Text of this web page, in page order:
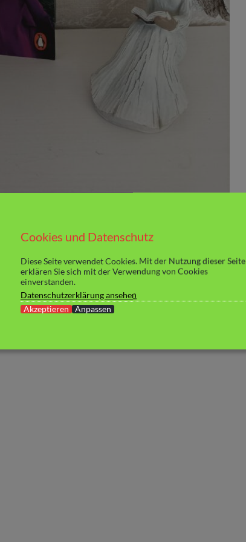
an fünf aufeinanderfolgenden Tagen.
Cookies und Datenschutz
Diese Seite verwendet Cookies. Mit der Nutzung dieser Seite
erklären Sie sich mit der Verwendung von Cookies
einverstanden.
Datenschutzerklärung ansehen
Akzeptieren
Anpassen